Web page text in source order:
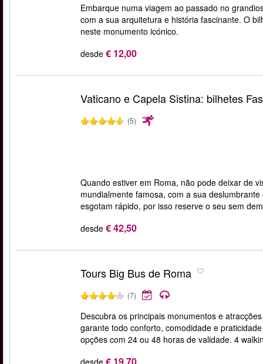
Embarque numa viagem ao passado no
com a sua arquitetura e história fascinante. O
neste monumento icónico.
desde € 12,00
Vaticano e Capela Sistina: bilhetes
(5)
Quando estiver em Roma, não pode deixar de
mundialmente famosa, com a sua
esgotam rápido, por isso reserve o seu sem
desde € 42,50
Tours Big Bus de Roma
(7)
Descubra os principais monumentos e
garante todo conforto, comodidade e
opções com 24 ou 48 horas de validade. 4
desde € 19,70